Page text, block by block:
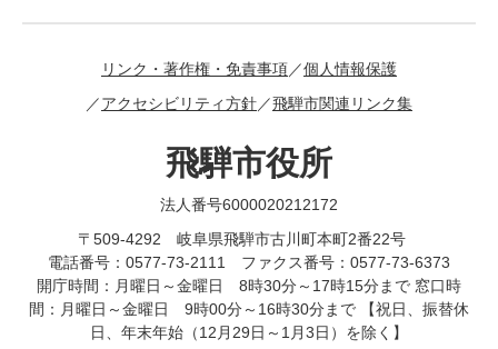
リンク・著作権・免責事項
個人情報保護
アクセシビリティ方針
飛騨市関連リンク集
飛騨市役所
法人番号6000020212172
〒509-4292 岐阜県飛騨市古川町本町2番22号
電話番号：0577-73-2111 ファクス番号：0577-73-6373
開庁時間：月曜日～金曜日 8時30分～17時15分まで 窓口時
間：月曜日～金曜日 9時00分～16時30分まで 【祝日、振替休
日、年末年始（12月29日～1月3日）を除く】